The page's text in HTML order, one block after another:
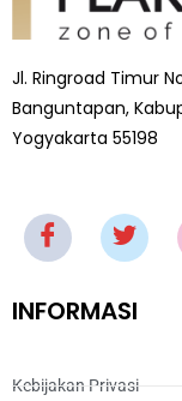
Jl. Ringroad Timur
Banguntapan,
Yogyakarta 55198
INFORMASI
Kebijakan Privasi